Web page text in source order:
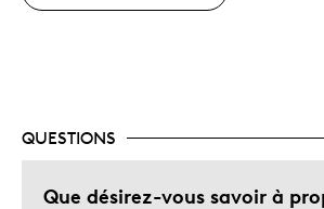
QUESTIONS
Que désirez-vous savoir à